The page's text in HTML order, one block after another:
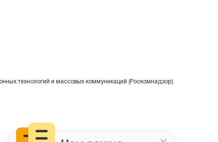
технологий и массовых коммуникаций (Роскомнадзор).